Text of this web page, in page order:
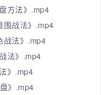
方法》.mp4
围战法》.mp4
战法》.mp4
法》.mp4
》.mp4
》.mp4